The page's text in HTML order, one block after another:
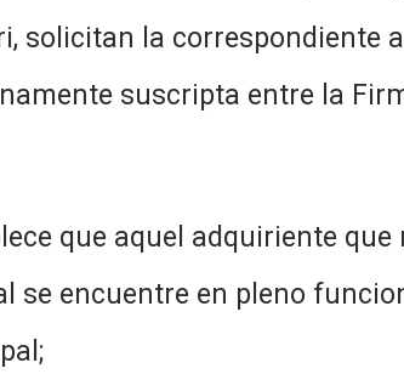
solicitan la correspondiente
suscripta entre la
que aquel adquiriente que
se encuentre en pleno